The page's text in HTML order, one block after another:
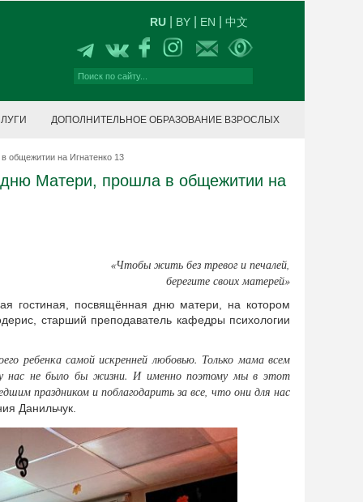
RU BY EN 中文
ДОПОЛНИТЕЛЬНОЕ ОБРАЗОВАНИЕ ВЗРОСЛЫХ
общежитии на Игнатенко 13
дню Матери, прошла в общежитии на
«Чтобы жить без тревог и печалей,
берегите своих матерей»
гостиная, посвящённая дню матери, на котором
старший преподаватель кафедры психологии
ребенка самой искренней любовью. Только мама всем
у нас не было бы жизни. И именно поэтому мы в этот
праздником и поблагодарить за все, что они для нас
Данильчук.